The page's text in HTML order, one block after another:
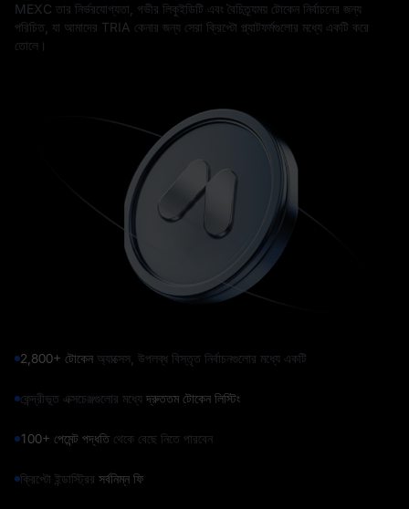
MEXC তার নির্ভরযোগ্যতা, গভীর লিকুইডিটি এবং বৈচিত্র্যময় টোকেন নির্বাচনের জন্য
পরিচিত, যা আমাদের TRIA কেনার জন্য সেরা ক্রিপ্টো প্ল্যাটফর্মগুলোর মধ্যে একটি করে
তোলে।
2,800+ টোকেন অ্যাক্সেস, উপলব্ধ বিস্তৃত নির্বাচনগুলোর মধ্যে একটি
কেন্দ্রীভূত এক্সচেঞ্জগুলোর মধ্যে দ্রুততম টোকেন লিস্টিং
100+ পেমেন্ট পদ্ধতি থেকে বেছে নিতে পারবেন
ক্রিপ্টো ইন্ডাস্ট্রির সর্বনিম্ন ফি